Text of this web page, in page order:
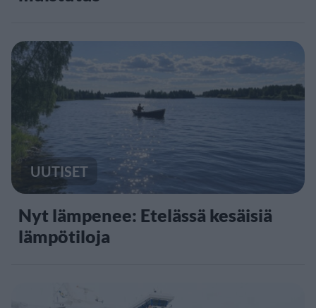
UUTISET
Nyt lämpenee: Etelässä kesäisiä
lämpötiloja